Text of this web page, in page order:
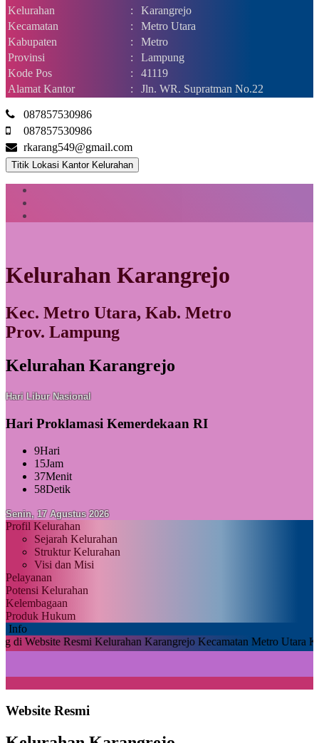
Kelurahan :
Karangrejo
Kecamatan
:
Metro Utara
Kabupaten
:
Metro
Provinsi
:
Lampung
Kode Pos
:
41119
Alamat Kantor
: Jln. WR. Supratman No.22
087857530986
087857530986
rkarang549@gmail.com
Titik Lokasi Kantor Kelurahan
Kelurahan Karangrejo
Kec. Metro Utara, Kab. Metro
Prov. Lampung
Kelurahan Karangrejo
Hari Libur Nasional
Hari Proklamasi Kemerdekaan RI
9Hari
15Jam
37Menit
57Detik
Senin, 17 Agustus 2026
Profil Kelurahan
Sejarah Kelurahan
Struktur Kelurahan
Visi dan Misi
Pelayanan
Potensi Kelurahan
Kelembagaan
Produk Hukum
Info
Resmi Kelurahan Karangrejo Kecamatan Metro Utara Kabupaten
Website Resmi